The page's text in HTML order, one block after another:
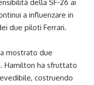
della SF-26 ai
a influenzare in
due piloti Ferrari.
mostrato due
Hamilton ha sfruttato
costruendo